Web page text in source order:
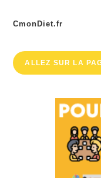
CmonDiet.fr
ALLEZ SUR LA